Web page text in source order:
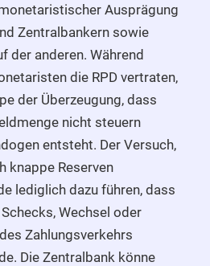
Ausprägung
Zentralbankern sowie
der anderen. Während
die RPD vertraten,
der Überzeugung, dass
nicht steuern
entsteht. Der Versuch,
knappe Reserven
lediglich dazu führen, dass
Wechsel oder
Zahlungsverkehrs
Die Zentralbank könne